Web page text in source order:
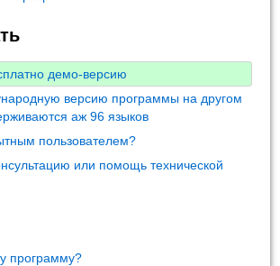
демо-версию
версию программы на другом
аж 96 языков
пользователем?
или помощь технической
программу?